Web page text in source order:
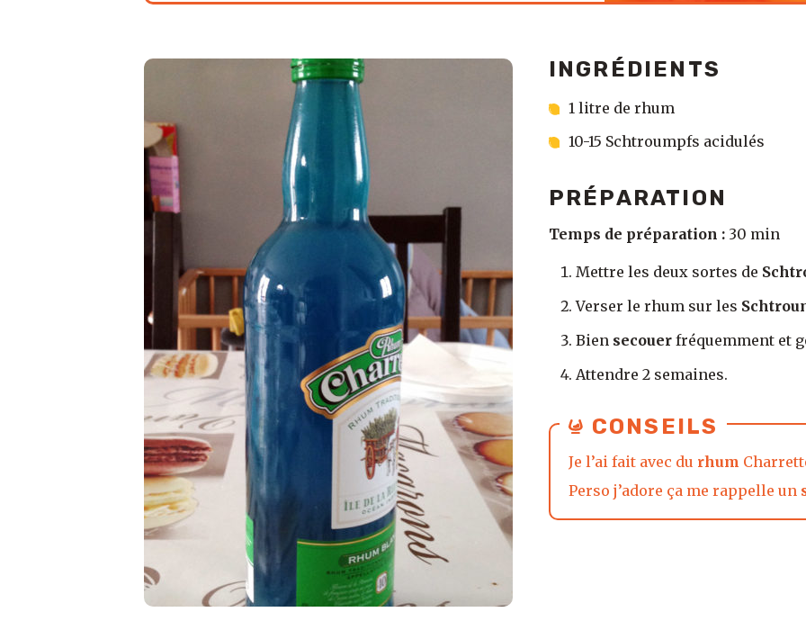
INGRÉDIENTS
1 litre de rhum
10-15 Schtroumpfs acidulés
PRÉPARATION
Temps de préparation : 30 min
Mettre les deux sortes de
Verser le rhum sur les
Bien secouerfréquemment et
Attendre 2 semaines.
CONSEILS
Je l’ai fait avec du rhum
Perso j’adore ça me rappelle un